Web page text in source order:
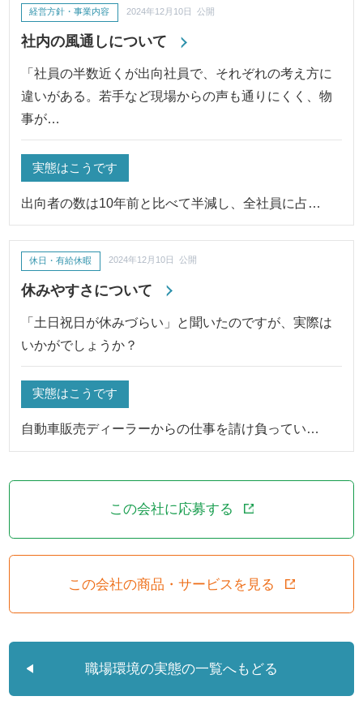
社内の風通しについて
経営方針・事業内容 2024年12月10日 公開
「社員の半数近くが出向社員で、それぞれの考え方に
違いがある。若手など現場からの声も通りにくく、物
事が…
実態はこうです
出向者の数は10年前と比べて半減し、全社員に占…
休みやすさについて
休日・有給休暇 2024年12月10日 公開
「土日祝日が休みづらい」と聞いたのですが、実際は
いかがでしょうか？
実態はこうです
自動車販売ディーラーからの仕事を請け負ってい…
この会社に応募する
この会社の商品・サービスを見る
職場環境の実態の一覧へもどる